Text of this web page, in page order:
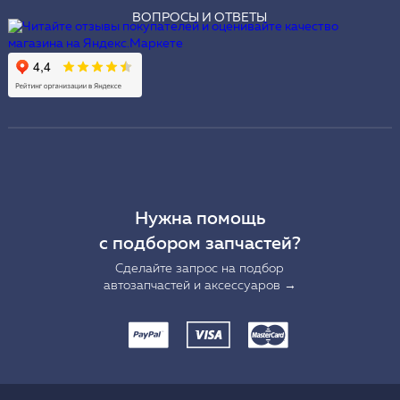
ВОПРОСЫ И ОТВЕТЫ
Нужна помощь
с подбором запчастей?
Сделайте запрос на подбор
автозапчастей и аксессуаров →